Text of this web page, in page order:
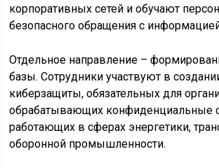
корпоративных сетей и обучают
безопасного обращения с
Отдельное направление –
базы. Сотрудники участвуют в
киберзащиты, обязательных для
обрабатывающих конфиденциальные
работающих в сферах энергетики,
оборонной промышленности.